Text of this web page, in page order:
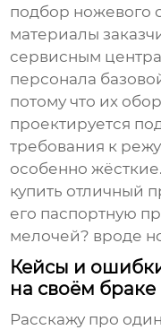
подбор ножевого
материалы
сервисным
персонала
потому что их
проектируется
требования к
особенно
купить отличный
его паспортную
мелочей? вроде
Кейсы и
на своём браке
Расскажу про